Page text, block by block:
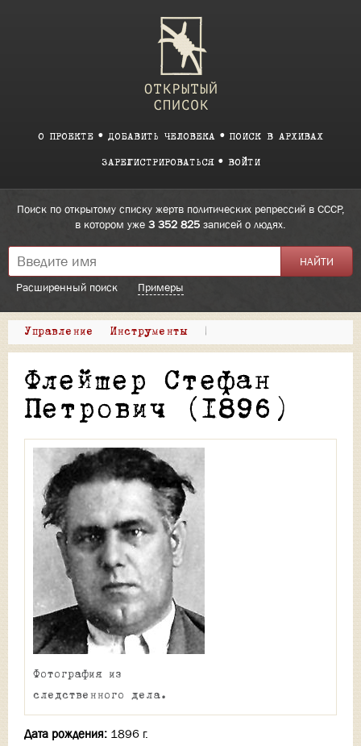
О ПРОЕКТЕ ДОБАВИТЬ ЧЕЛОВЕКА ПОИСК В АРХИВАХ
ЗАРЕГИСТРИРОВАТЬСЯ ВОЙТИ
Поиск по открытому списку жертв политических репрессий в СССР,
в котором уже 3 352 825 записей о людях.
Расширенный поиск Примеры
Управление Инструменты |
Флейшер Стефан
Петрович (1896)
Фотография из
следственного дела.
Дата рождения: 1896 г.